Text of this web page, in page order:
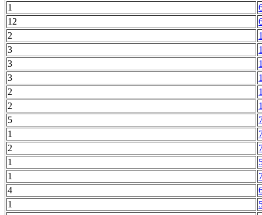
1
12
2
3
3
3
2
2
5
1
2
1
1
4
1